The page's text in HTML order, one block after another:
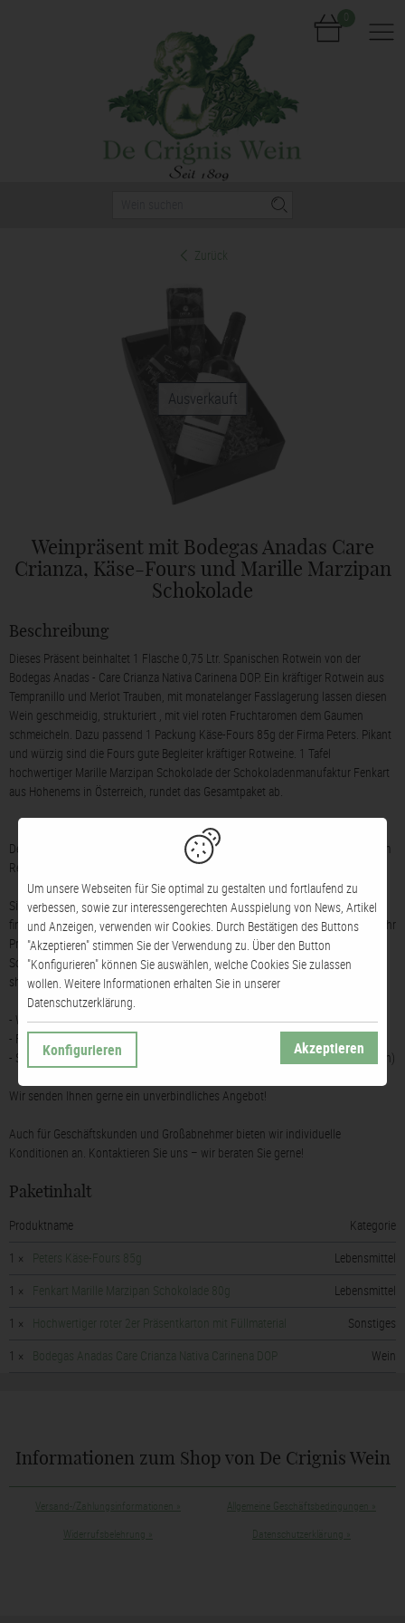
Zurück
Ausverkauft
Weinpräsent mit Bodegas Anadas Care
Crianza, Käse-Fours und Marille Marzipan
Schokolade
Beschreibung
Dieses Präsent beinhaltet 1 Flasche 0,75 Ltr. Spanischen Rotwein von der
Bodegas Anadas - Care Crianza Nativa Carinena DOP. Ein kräftiger Rotwein aus
Tempranillo und Merlot Trauben, mit monatelanger Fasslagerung lassen diesen
Wein geschmeidig, strukturiert , mit viel roten Fruchtaromen dem Gaumen
schmeicheln. Dazu passend 1 Packung Käse-Fours 85g der Firma Peters. Pikant
und würzig sind die Fours gute Begleiter kräftiger Rotweine. 1 Tafel
hochwertiger Marille Marzipan Schokolade der Schokoladenmanufaktur Fenkart
aus Hohenems in Österreich, rundet das Gesamtpaket ab.
Detaillierte Beschreibungen der enthaltenen Produkte finden Sie weiter unten im
Reiter „Paketinhalt“.
Sie möchten ein individuelles Weinpräsent bei De Crignis Wein kaufen, aber
finden keine passende Kombination im Shop? Kein Problem! Gerne stellen wir Ihr
Präsent nach Wunsch zusammen – mit Ihren Lieblingsweinen und passender
Schokolade oder Gebäck. Schreiben Sie uns einfach eine E-Mail an
shop@decrignis-wein.de und nennen Sie:
- Wein und Flaschenanzahl (max. 3)
- Füllmaterialfarbe (schwarz, orange, grün, rot, Natur)
- Schokolade/Gebäck (nur in Kombination mit mind. 1 und max. 2 Weinflaschen)
Wir senden Ihnen gerne ein unverbindliches Angebot!
Auch für Geschäftskunden und Großabnehmer bieten wir individuelle
Konditionen an. Kontaktieren Sie uns – wir beraten Sie gerne!
Paketinhalt
Produktname
Kategorie
1 ×
Peters Käse-Fours 85g
Lebensmittel
1 ×
Fenkart Marille Marzipan Schokolade 80g
Lebensmittel
1 ×
Hochwertiger roter 2er Präsentkarton mit Füllmaterial
Sonstiges
1 ×
Bodegas Anadas Care Crianza Nativa Carinena DOP Wein
Informationen zum Shop von De Crignis Wein
Versand-/Zahlungsinformationen Allgemeine Geschäftsbedingungen
Widerrufsbelehrung Datenschutzerklärung
Um unsere Webseiten für Sie optimal zu gestalten und fortlaufend zu
verbessen, sowie zur interessengerechten Ausspielung von News, Artikel
und Anzeigen, verwenden wir Cookies. Durch Bestätigen des Buttons
"Akzeptieren" stimmen Sie der Verwendung zu. Über den Button
"Konfigurieren" können Sie auswählen, welche Cookies Sie zulassen
wollen. Weitere Informationen erhalten Sie in unserer
Datenschutzerklärung.
Konfigurieren Akzeptieren